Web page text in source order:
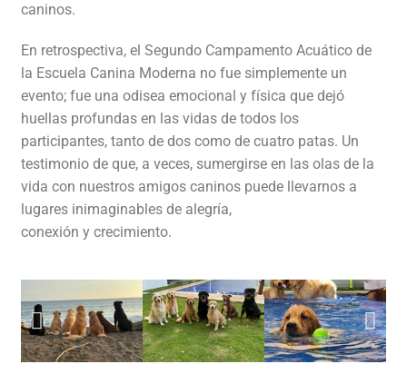
caninos.
En retrospectiva, el Segundo Campamento Acuático de
la Escuela Canina Moderna no fue simplemente un
evento; fue una odisea emocional y física que dejó
huellas profundas en las vidas de todos los
participantes, tanto de dos como de cuatro patas. Un
testimonio de que, a veces, sumergirse en las olas de la
vida con nuestros amigos caninos puede llevarnos a
lugares inimaginables de alegría,
conexión y crecimiento.